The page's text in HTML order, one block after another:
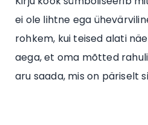
ei ole lihtne ega
rohkem, kui teised alati
aega, et oma mõtted
aru saada, mis on päriselt